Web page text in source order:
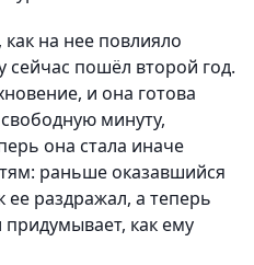
как на нее повлияло
пошёл второй год.
и она готова
минуту,
она стала иначе
раньше оказавшийся
раздражал, а теперь
как ему